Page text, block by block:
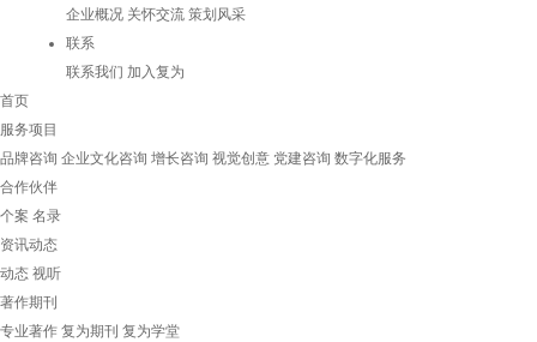
企业概况 关怀交流 策划风采
联系
联系我们 加入复为
首页
服务项目
品牌咨询 企业文化咨询 增长咨询 视觉创意 党建咨询 数字化服务
合作伙伴
个案 名录
资讯动态
动态 视听
著作期刊
专业著作 复为期刊 复为学堂